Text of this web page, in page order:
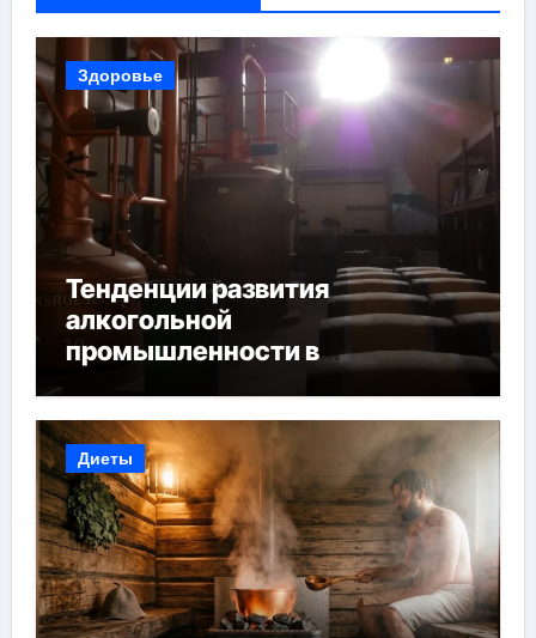
Здоровье
Тенденции развития
алкогольной
промышленности в
Диеты